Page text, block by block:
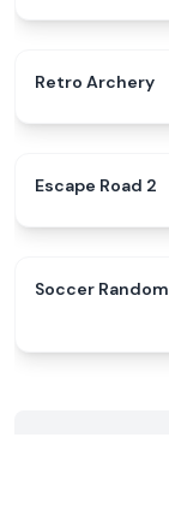
Retro Archery
Escape Road 2
Soccer Random